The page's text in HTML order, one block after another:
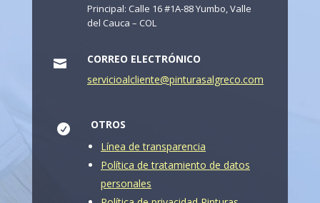
Principal: Calle 16 #1A-88 Yumbo, Valle
del Cauca – COL

CORREO ELECTRÓNICO
servicioalcliente@pinturasalgreco.com

OTROS
Línea de transparencia
Política de tratamiento de datos
personales